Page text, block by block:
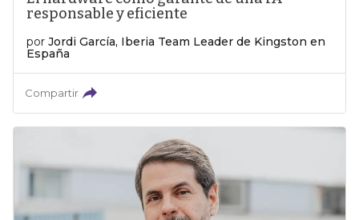
responsable y eficiente
por Jordi García, Iberia Team Leader de Kingston en
España
Compartir